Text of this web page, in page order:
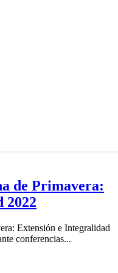
de Primavera:
2022
Extensión e Integralidad
conferencias...